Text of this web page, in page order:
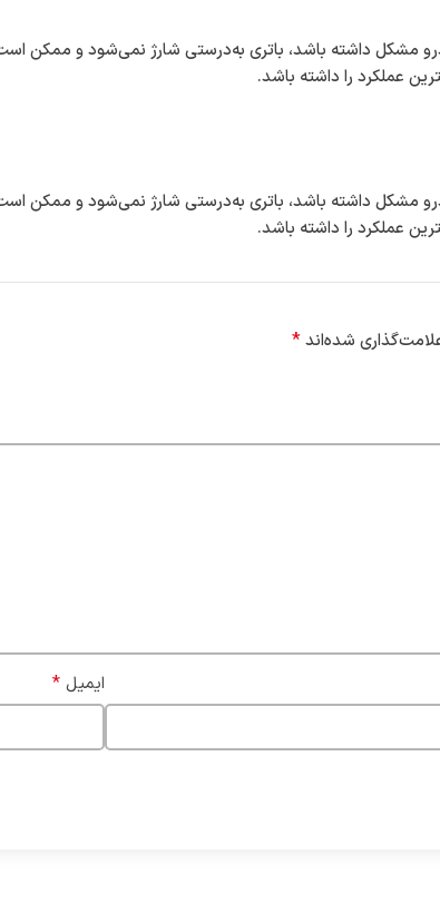
مشکل داشته باشد، باتری به‌درستی شارژ نمی‌شود و
عملکرد را داشته باشد.
مشکل داشته باشد، باتری به‌درستی شارژ نمی‌شود و
عملکرد را داشته باشد.
شده‌اند*
ایمیل *